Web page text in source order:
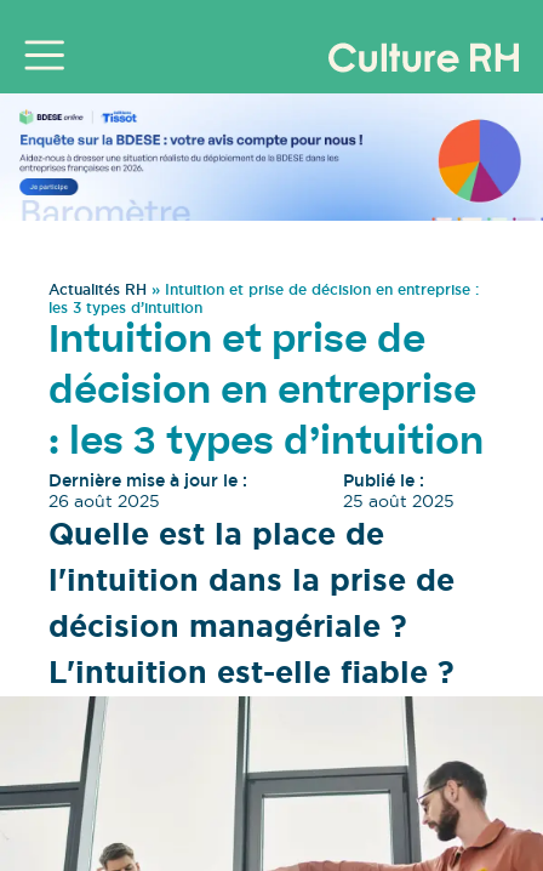
Actualités RH » Intuition et prise de décision en entreprise :
les 3 types d’intuition
Intuition et prise de
décision en entreprise
: les 3 types d’intuition
Dernière mise à jour le :
26 août 2025
Publié le :
25 août 2025
Quelle est la place de
l'intuition dans la prise de
décision managériale ?
L'intuition est-elle fiable ?